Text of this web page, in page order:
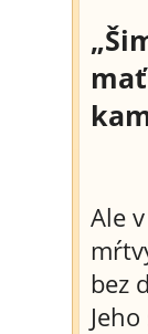
Ale
bez